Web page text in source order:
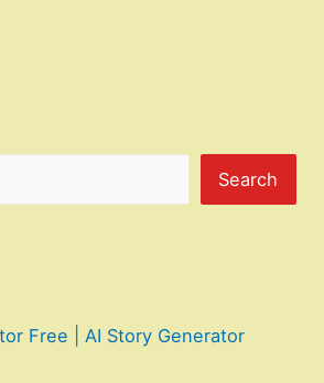
Search
Free | AI Story Generator